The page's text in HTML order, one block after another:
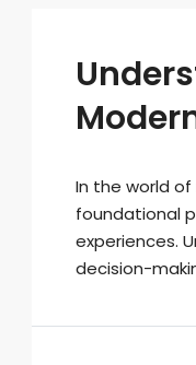
In the world
foundational
experiences.
decision-